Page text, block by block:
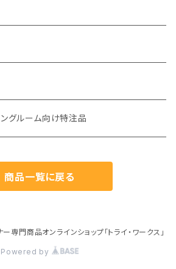
グルーム向け特注品
商品一覧に戻る
専門商品オンラインショップ「トライ・ワークス」
Powered by